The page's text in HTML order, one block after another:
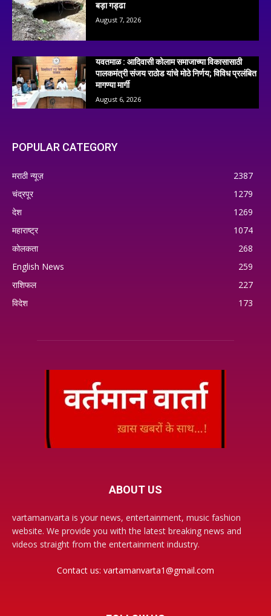
बड़ा गड्ढा
August 7, 2026
यवतमाळ : आदिवासी कोलाम समाजाच्या विकासासाठी
पालकमंत्री संजय राठोड यांचे मोठे निर्णय; विविध प्रलंबित
मागण्या मार्गी
August 6, 2026
POPULAR CATEGORY
मराठी न्यूज़
2387
चंद्रपूर
1279
देश
1269
महाराष्ट्र
1074
कोलकता
268
English News
259
राशिफल
227
विदेश
173
ABOUT US
vartamanvarta is your news, entertainment, music fashion
website. We provide you with the latest breaking news and
videos straight from the entertainment industry.
Contact us: vartamanvarta1@gmail.com